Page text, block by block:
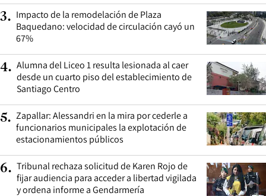
3. Impacto de la remodelación de Plaza
Baquedano: velocidad de circulación cayó un
67%
4. Alumna del Liceo 1 resulta lesionada al caer
desde un cuarto piso del establecimiento de
Santiago Centro
5. Zapallar: Alessandri en la mira por cederle a
funcionarios municipales la explotación de
estacionamientos públicos
6. Tribunal rechaza solicitud de Karen Rojo de
fijar audiencia para acceder a libertad vigilada
y ordena informe a Gendarmería